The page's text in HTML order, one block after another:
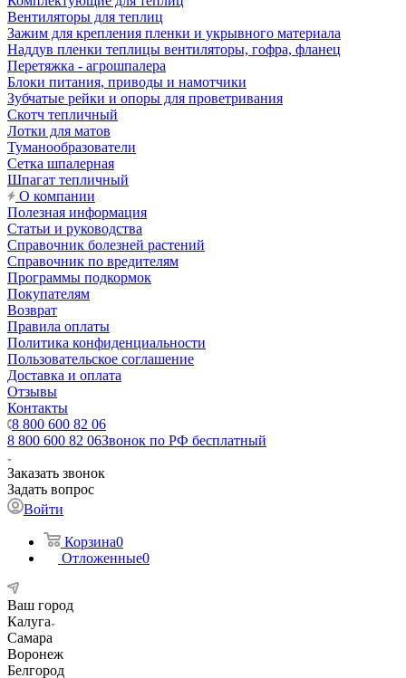
Вентиляторы для теплиц
Зажим для крепления пленки и укрывного материала
Наддув пленки теплицы вентиляторы, гофра, фланец
Перетяжка - агрошпалера
Блоки питания, приводы и намотчики
Зубчатые рейки и опоры для проветривания
Скотч тепличный
Лотки для матов
Туманообразователи
Сетка шпалерная
Шпагат тепличный
О компании
Полезная информация
Статьи и руководства
Справочник болезней растений
Справочник по вредителям
Программы подкормок
Покупателям
Возврат
Правила оплаты
Политика конфиденциальности
Пользовательское соглашение
Доставка и оплата
Отзывы
Контакты
8 800 600 82 06
8 800 600 82 06Звонок по РФ бесплатный
Заказать звонок
Задать вопрос
Войти
Корзина0
Отложенные0
Ваш город
Калуга
Самара
Воронеж
Белгород